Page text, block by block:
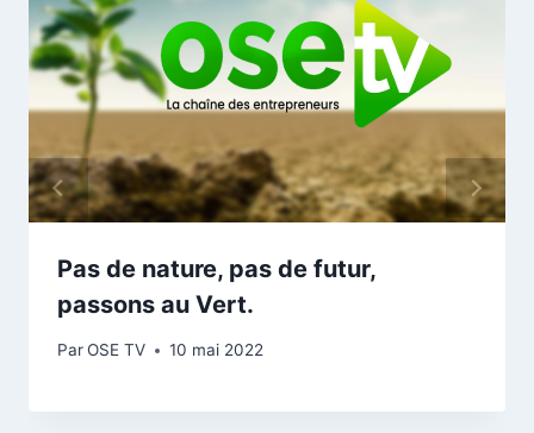
Pas de nature, pas de futur,
passons au Vert.
ParOSE TV 10 mai 2022